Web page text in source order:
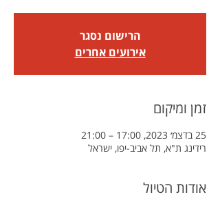
הרישום נסגר
אירועים אחרים
זמן ומיקום
25 בדצמ׳ 2023, 17:00 – 21:00
רידינג ת"א, תל אביב-יפו, ישראל
אודות הטיול